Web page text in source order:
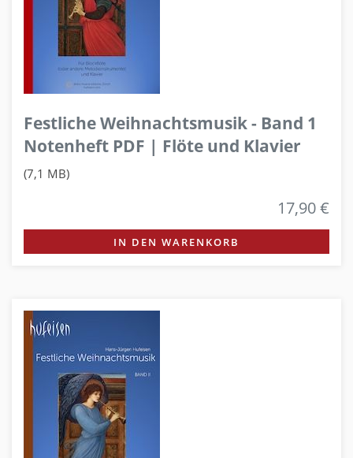
Festliche Weihnachtsmusik - Band 1
Notenheft PDF | Flöte und Klavier
(7,1 MB)
17,90 €
IN DEN WARENKORB